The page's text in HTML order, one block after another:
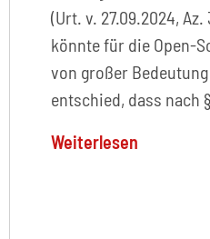
(Urt. v. 27.09.2024, Az.
könnte für die Open-
von großer
entschied, dass nach §
Weiterlesen